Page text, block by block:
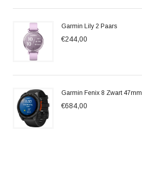
Garmin Lily 2 Paars
€244,00
Garmin Fenix 8 Zwart 47mm
€684,00